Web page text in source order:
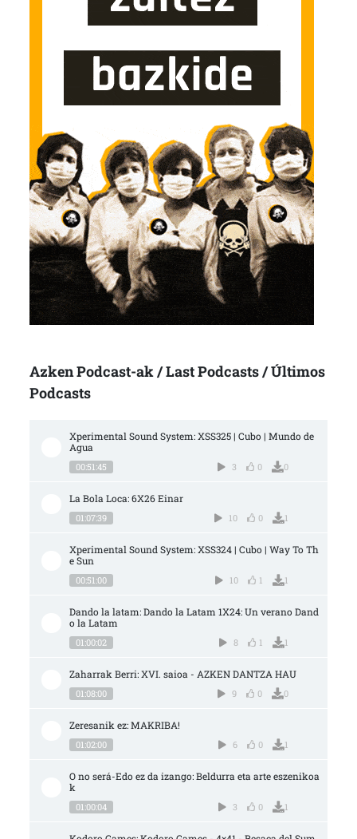
Azken Podcast-ak / Last Podcasts / Últimos
Podcasts
Xperimental Sound System: XSS325 | Cubo | Mundo de
Agua
00:51:45 3 0 0
La Bola Loca: 6X26 Einar
01:07:39 10 0 1
Xperimental Sound System: XSS324 | Cubo | Way To Th
e Sun
00:51:00 10 1 1
Dando la latam: Dando la Latam 1X24: Un verano Dand
o la Latam
01:00:02 8 1 1
Zaharrak Berri: XVI. saioa - AZKEN DANTZA HAU
01:08:00 9 0 0
Zeresanik ez: MAKRIBA!
01:02:00 6 0 1
O no será-Edo ez da izango: Beldurra eta arte eszenikoa
k
01:00:04 3 0 1